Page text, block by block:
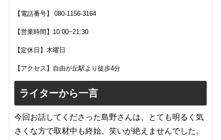
【電話番号】 080-1156-3164
【営業時間】10:00~21:30
【定休日】木曜日
【アクセス】自由が丘駅より徒歩4分
ライターから一言
今回お話してくださった島野さんは、とても明るく気
さくな方で取材中も終始、笑いが絶えませんでした。